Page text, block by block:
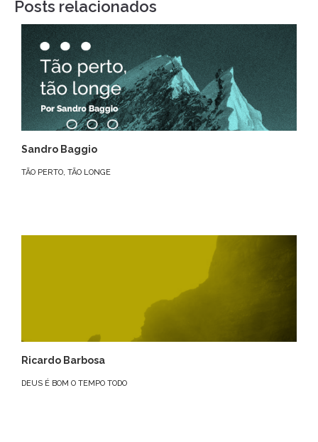
Posts relacionados
Sandro Baggio
TÃO PERTO, TÃO LONGE
Ricardo Barbosa
DEUS É BOM O TEMPO TODO